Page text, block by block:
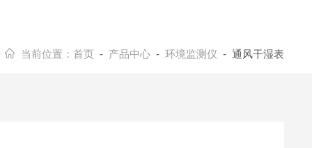
当前位置： 首页 - 产品中心- 环境监测仪 - 通风干湿表